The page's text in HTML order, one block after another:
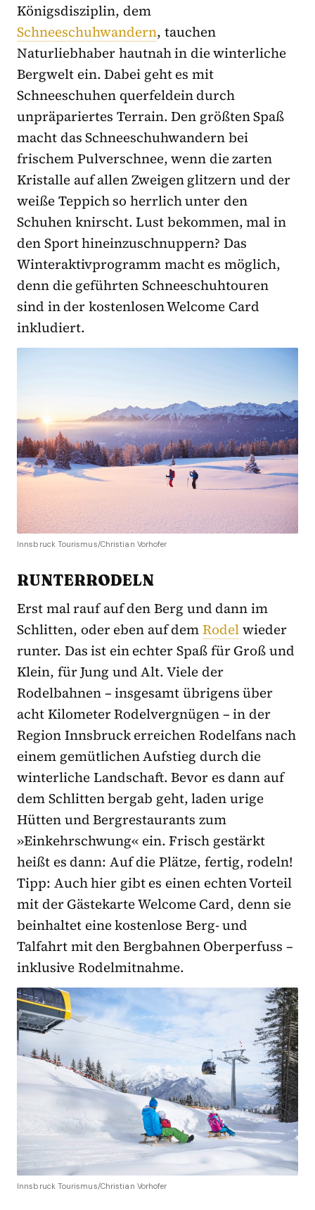
Königsdisziplin, dem
Schneeschuhwandern, tauchen
Naturliebhaber hautnah in die winterliche
Bergwelt ein. Dabei geht es mit
Schneeschuhen querfeldein durch
unpräpariertes Terrain. Den größten Spaß
macht das Schneeschuhwandern bei
frischem Pulverschnee, wenn die zarten
Kristalle auf allen Zweigen glitzern und der
weiße Teppich so herrlich unter den
Schuhen knirscht. Lust bekommen, mal in
den Sport hineinzuschnuppern? Das
Winteraktivprogramm macht es möglich,
denn die geführten Schneeschuhtouren
sind in der kostenlosen Welcome Card
inkludiert.
Innsbruck Tourismus/Christian Vorhofer
RUNTERRODELN
Erst mal rauf auf den Berg und dann im
Schlitten, oder eben auf demRodelwieder
runter. Das ist ein echter Spaß für Groß und
Klein, für Jung und Alt. Viele der
Rodelbahnen – insgesamt übrigens über
acht Kilometer Rodelvergnügen – in der
Region Innsbruck erreichen Rodelfans nach
einem gemütlichen Aufstieg durch die
winterliche Landschaft. Bevor es dann auf
dem Schlitten bergab geht, laden urige
Hütten und Bergrestaurants zum
»Einkehrschwung« ein. Frisch gestärkt
heißt es dann: Auf die Plätze, fertig, rodeln!
Tipp: Auch hier gibt es einen echten Vorteil
mit der Gästekarte Welcome Card, denn sie
beinhaltet eine kostenlose Berg- und
Talfahrt mit den Bergbahnen Oberperfuss –
inklusive Rodelmitnahme.
Innsbruck Tourismus/Christian Vorhofer